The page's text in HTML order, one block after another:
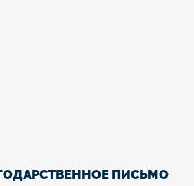
ПИСЬМО